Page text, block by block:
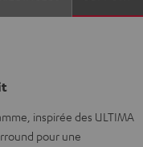
inspirée des ULTIMA
pour une